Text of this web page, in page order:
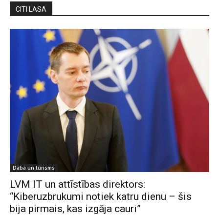
CITI LASA
Daba un tūrisms
LVM IT un attīstības direktors:
“Kiberuzbrukumi notiek katru dienu – šis
bija pirmais, kas izgāja cauri”